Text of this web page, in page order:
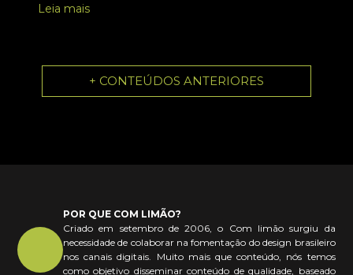
Leia mais
+ CONTEÚDOS ANTERIORES
POR QUE COM LIMÃO?
Criado em setembro de 2006, o Com limão surgiu da
necessidade de colaborar na fomentação do design brasileiro
nos canais digitais. Muito mais que conteúdo, nós temos
como objetivo disseminar conteúdo de qualidade, baseado